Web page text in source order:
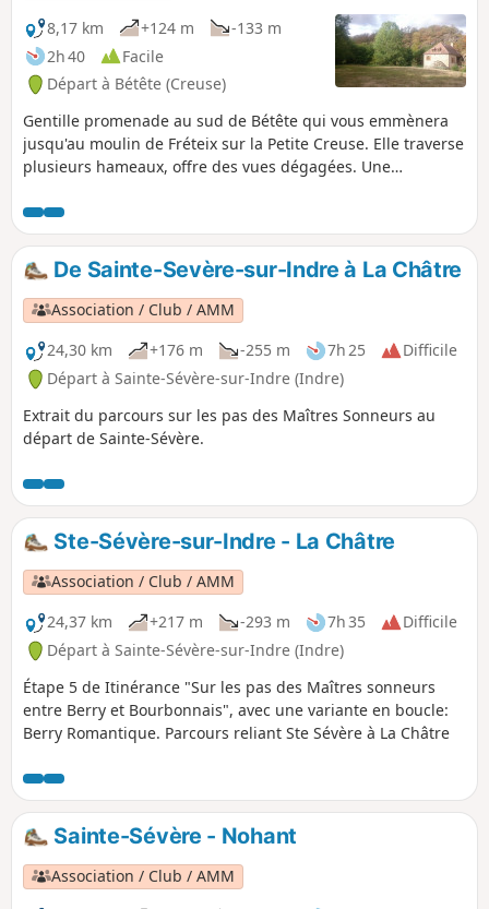
8,17 km
+124 m
-133 m
2h 40
Facile
Départ à Bétête (Creuse)
Gentille promenade au sud de Bétête qui vous emmènera
jusqu'au moulin de Fréteix sur la Petite Creuse. Elle traverse
plusieurs hameaux, offre des vues dégagées. Une
tranquillement... en regardant au loin. On croise des
vaches, un cheval, des jardins, des maisons restaurées. (Et
le chien est content).
De Sainte-Sevère-sur-Indre à La Châtre
Association / Club / AMM
24,30 km
+176 m -255 m 7h 25
Difficile
Départ à Sainte-Sévère-sur-Indre (Indre)
Extrait du parcours sur les pas des Maîtres Sonneurs au
départ de Sainte-Sévère.
Ste-Sévère-sur-Indre - La Châtre
Association / Club / AMM
24,37 km
+217 m -293 m 7h 35
Difficile
Départ à Sainte-Sévère-sur-Indre (Indre)
Étape 5 de Itinérance "Sur les pas des Maîtres sonneurs
entre Berry et Bourbonnais", avec une variante en boucle:
Berry Romantique. Parcours reliant Ste Sévère à La Châtre
Sainte-Sévère - Nohant
Association / Club / AMM